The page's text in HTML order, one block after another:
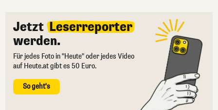
Jetzt Leserreporter
werden.
Für jedes Foto in "Heute" oder jedes Video
auf Heute.at gibt es 50 Euro.
So geht's